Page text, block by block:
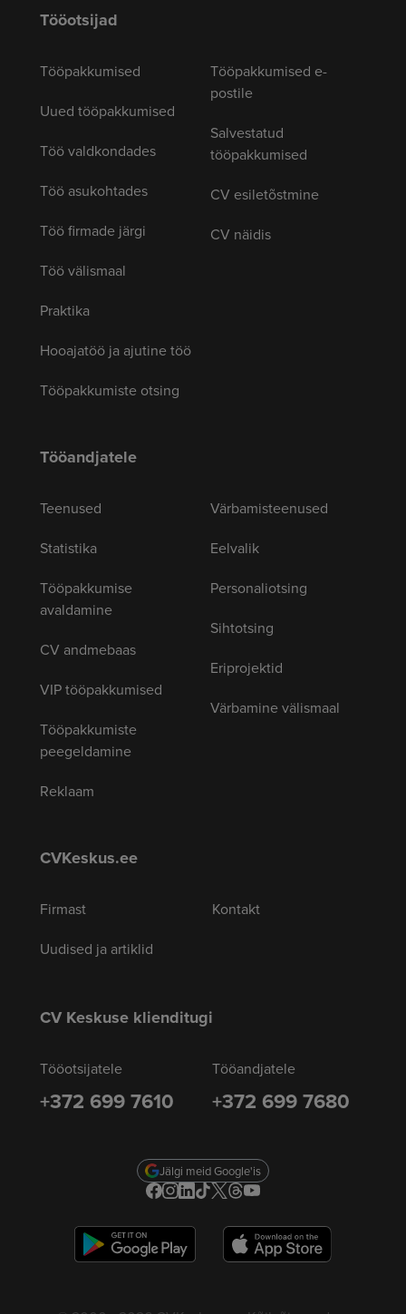
Tööotsijad
Tööpakkumised
Uued tööpakkumised
Töö valdkondades
Töö asukohtades
Töö firmade järgi
Töö välismaal
Praktika
Hooajatöö ja ajutine töö
Tööpakkumiste otsing
Tööpakkumised e-
postile
Salvestatud
tööpakkumised
CV esiletõstmine
CV näidis
Tööandjatele
Teenused
Statistika
Tööpakkumise
avaldamine
CV andmebaas
VIP tööpakkumised
Tööpakkumiste
peegeldamine
Reklaam
Värbamisteenused
Eelvalik
Personaliotsing
Sihtotsing
Eriprojektid
Värbamine välismaal
CVKeskus.ee
Firmast
Uudised ja artiklid
Kontakt
CV Keskuse klienditugi
Tööotsijatele
+372 699 7610
Tööandjatele
+372 699 7680
Jälgi meid Google'is